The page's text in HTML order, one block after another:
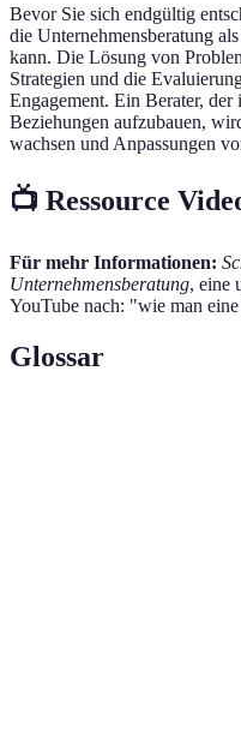
Bevor Sie sich endgültig
die Unternehmensberatung
kann. Die Lösung von
Strategien und die
Engagement. Ein Berater,
Beziehungen aufzubauen,
wachsen und Anpassungen
📺 Ressource
Für mehr Informationen:
Unternehmensberatung, eine
YouTube nach: "wie man
Glossar